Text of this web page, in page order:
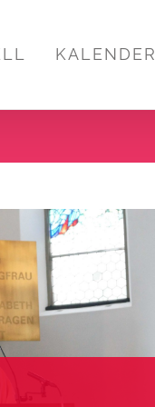
KALENDER